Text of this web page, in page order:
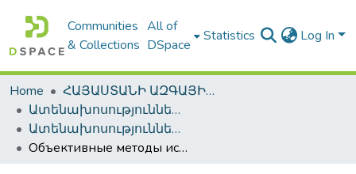
Communities
& Collections
All of
DSpace
Statistics Log In
Home
ՀԱՅԱՍՏԱՆԻ ԱԶԳԱՅԻՆ ԳՐԱԴԱՐԱՆԻ ԹՎԱՅԻՆ ՊԱՀՈՑ / DIGITAL REPOSITORY OF NLA
Ատենախոսություններ և սեղմագրեր / Theses & Abstracts
Ատենախոսություններ և սեղմագրեր / Theses & Abstracts
Объективные методы исследования слуха в диагностике различных форм тугоухости и отборе кандидатов на кохлеарную имплантацию / Լսողության հետազոտման օբյեկտիվ մեթոդները ծանրալսության տարբեր ձևերի ախտորոշման և կոխլեար իմպլանտացիայի թեկնածուների ընտրության համար